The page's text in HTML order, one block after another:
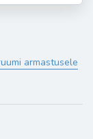
armastusele